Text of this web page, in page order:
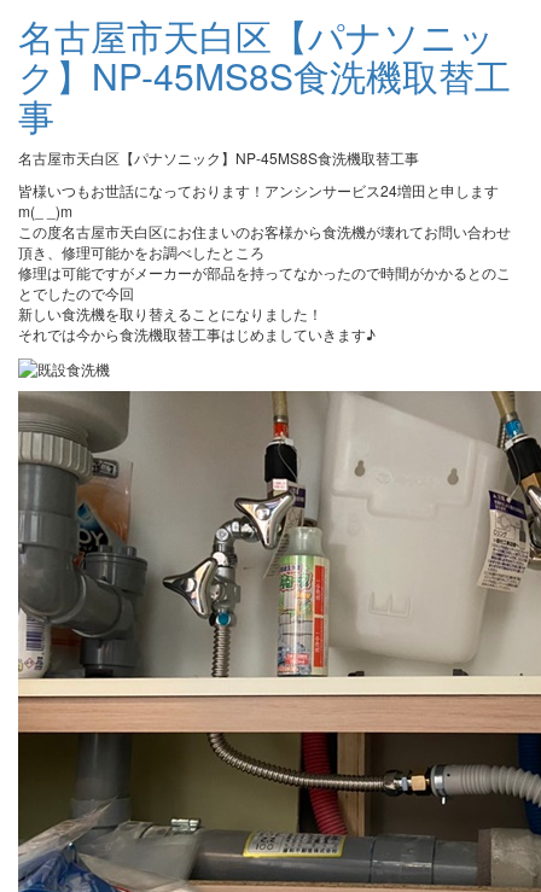
名古屋市天白区【パナソニッ
ク】NP-45MS8S食洗機取替工
事
名古屋市天白区【パナソニック】NP-45MS8S食洗機取替工事
皆様いつもお世話になっております！アンシンサービス24増田と申します
m(_ _)m
この度名古屋市天白区にお住まいのお客様から食洗機が壊れてお問い合わせ
頂き、修理可能かをお調べしたところ
修理は可能ですがメーカーが部品を持ってなかったので時間がかかるとのこ
とでしたので今回
新しい食洗機を取り替えることになりました！
それでは今から食洗機取替工事はじめましていきます♪